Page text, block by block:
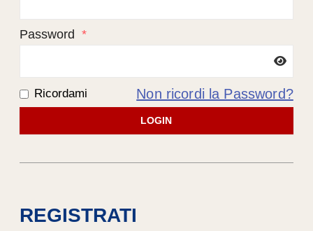
Password *
Ricordami Non ricordi la Password?
LOGIN
REGISTRATI